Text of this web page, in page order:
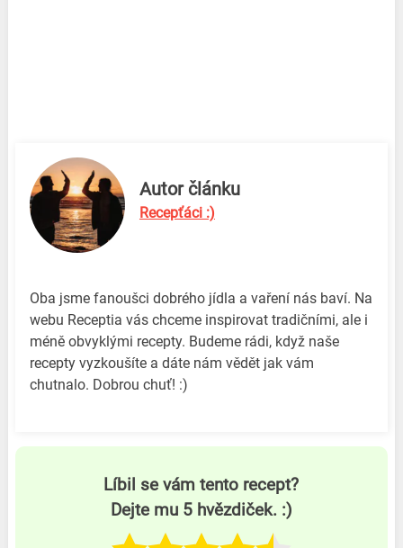
Autor článku
Recepťáci :)
Oba jsme fanoušci dobrého jídla a vaření nás baví. Na
webu Receptia vás chceme inspirovat tradičními, ale i
méně obvyklými recepty. Budeme rádi, když naše
recepty vyzkoušíte a dáte nám vědět jak vám
chutnalo. Dobrou chuť! :)
Líbil se vám tento recept?
Dejte mu 5 hvězdiček. :)